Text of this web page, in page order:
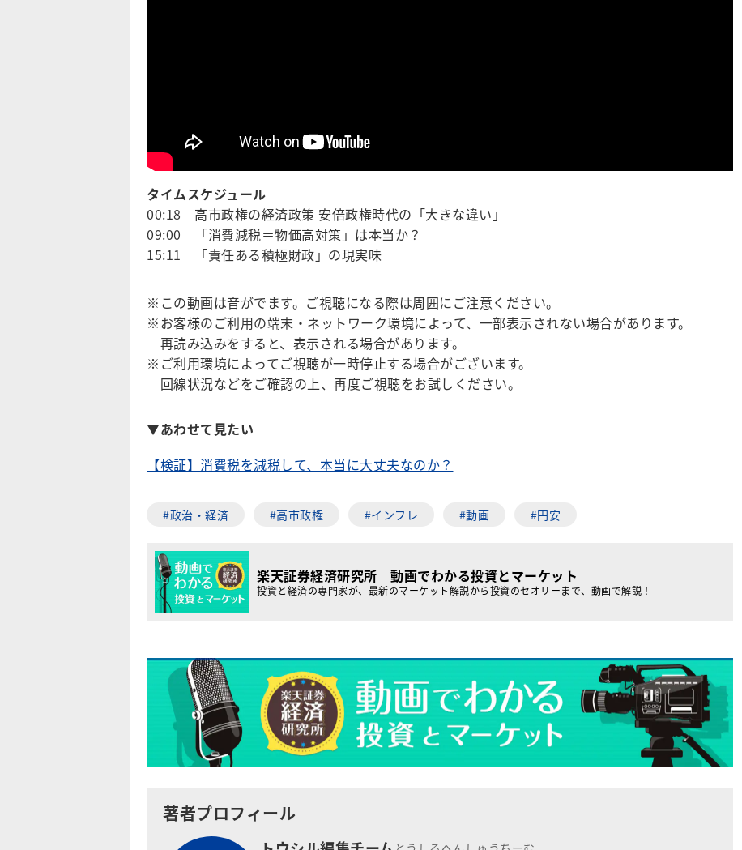
タイムスケジュール
00:18 高市政権の経済政策 安倍政権時代の「大きな違い」
09:00 「消費減税＝物価高対策」は本当か？
15:11 「責任ある積極財政」の現実味
※この動画は音がでます。ご視聴になる際は周囲にご注意ください。
※お客様のご利用の端末・ネットワーク環境によって、一部表示されない場合があります。
再読み込みをすると、表示される場合があります。
※ご利用環境によってご視聴が一時停止する場合がございます。
回線状況などをご確認の上、再度ご視聴をお試しください。
▼あわせて見たい
【検証】消費税を減税して、本当に大丈夫なのか？
#政治・経済 #高市政権 #インフレ #動画 #円安
楽天証券経済研究所 動画でわかる投資とマーケット
投資と経済の専門家が、最新のマーケット解説から投資のセオリーまで、動画で解説！
著者プロフィール